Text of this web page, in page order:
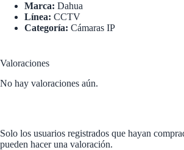
Marca: Dahua
Línea: CCTV
Categoría: Cámaras IP
Valoraciones
No hay valoraciones aún.
Solo los usuarios registrados que hayan
pueden hacer una valoración.